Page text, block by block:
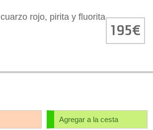
cuarzo rojo, pirita y fluorita
195€
Agregar a la cesta